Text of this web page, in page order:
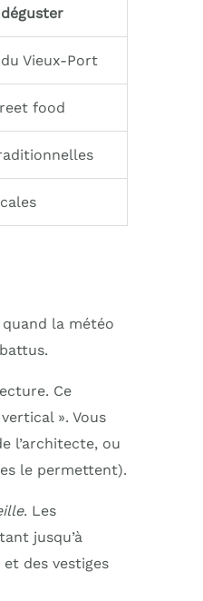
Vieux-Port
food
la météo
Ce
». Vous
l’architecte, ou
le permettent).
. Les
jusqu’à
des vestiges